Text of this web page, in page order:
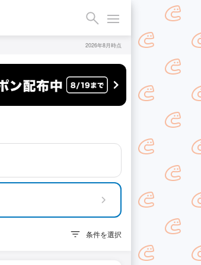
2026年8月時点
条件を選択